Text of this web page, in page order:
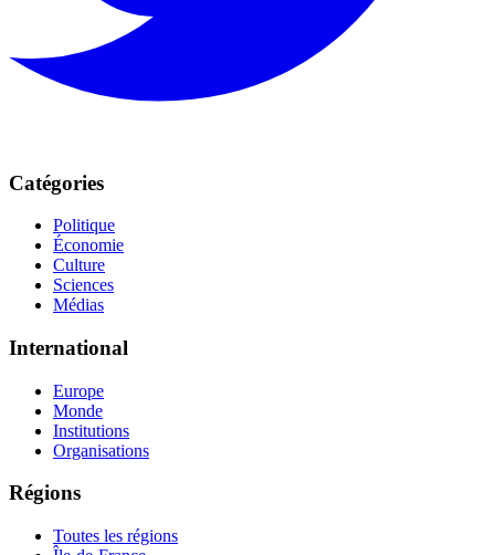
Catégories
Politique
Économie
Culture
Sciences
Médias
International
Europe
Monde
Institutions
Organisations
Régions
Toutes les régions